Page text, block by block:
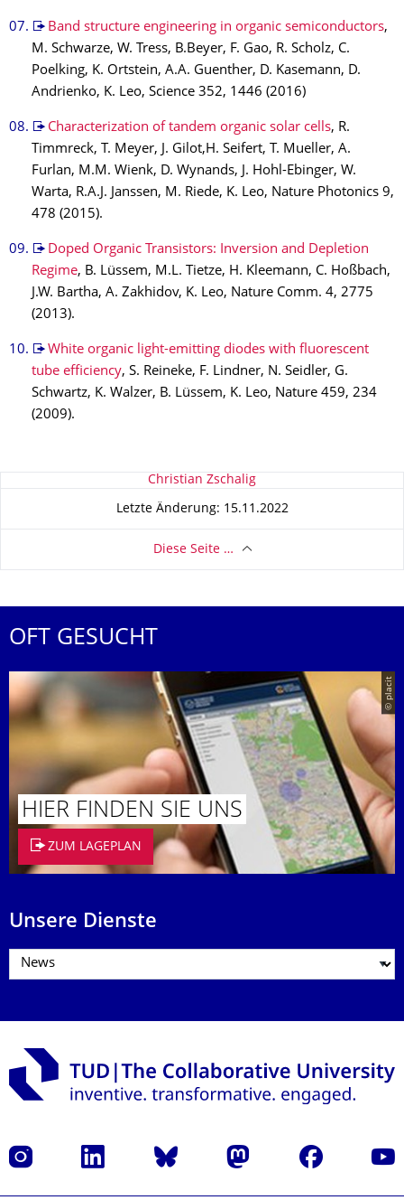
Band structure engineering in organic semiconductors,
M. Schwarze, W. Tress, B.Beyer, F. Gao, R. Scholz, C.
Poelking, K. Ortstein, A.A. Guenther, D. Kasemann, D.
Andrienko, K. Leo, Science 352, 1446 (2016)
Characterization of tandem organic solar cells, R.
Timmreck, T. Meyer, J. Gilot,H. Seifert, T. Mueller, A.
Furlan, M.M. Wienk, D. Wynands, J. Hohl-Ebinger, W.
Warta, R.A.J. Janssen, M. Riede, K. Leo, Nature Photonics 9,
478 (2015).
Doped Organic Transistors: Inversion and Depletion
Regime, B. Lüssem, M.L. Tietze, H. Kleemann, C. Hoßbach,
J.W. Bartha, A. Zakhidov, K. Leo, Nature Comm. 4, 2775
(2013).
White organic light-emitting diodes with fluorescent
tube efficiency, S. Reineke, F. Lindner, N. Seidler, G.
Schwartz, K. Walzer, B. Lüssem, K. Leo, Nature 459, 234
(2009).
Zu dieser Seite Christian Zschalig
Letzte Änderung: 15.11.2022
Diese Seite …
OFT GESUCHT
© placit
HIER FINDEN SIE UNS
ZUM LAGEPLAN
Unsere Dienste
Instagram LinkedIn Bluesky Mastodon Facebook